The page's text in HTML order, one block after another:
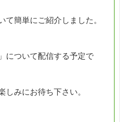
て簡単にご紹介しました。
について配信する予定で
しみにお待ち下さい。